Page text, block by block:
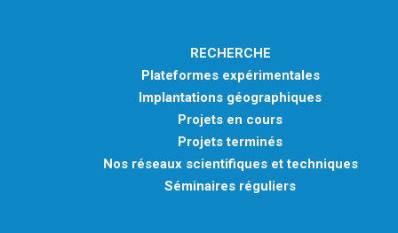
RECHERCHE
Plateformes expérimentales
Implantations géographiques
Projets en cours
Projets terminés
Nos réseaux scientifiques et techniques
Séminaires réguliers